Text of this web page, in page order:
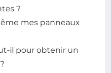
?
mes panneaux
il pour obtenir un